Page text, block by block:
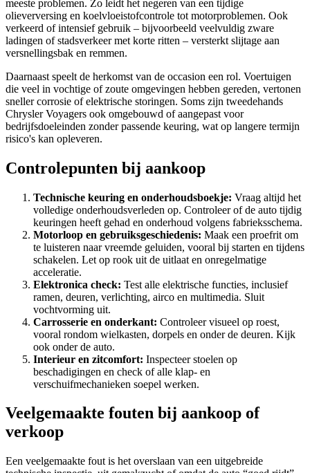
meeste problemen. Zo leidt het negeren van een tijdige
olieverversing en koelvloeistofcontrole tot motorproblemen. Ook
verkeerd of intensief gebruik – bijvoorbeeld veelvuldig zware
ladingen of stadsverkeer met korte ritten – versterkt slijtage aan
versnellingsbak en remmen.
Daarnaast speelt de herkomst van de occasion een rol. Voertuigen
die veel in vochtige of zoute omgevingen hebben gereden, vertonen
sneller corrosie of elektrische storingen. Soms zijn tweedehands
Chrysler Voyagers ook omgebouwd of aangepast voor
bedrijfsdoeleinden zonder passende keuring, wat op langere termijn
risico's kan opleveren.
Controlepunten bij aankoop
Technische keuring en onderhoudsboekje: Vraag altijd het
volledige onderhoudsverleden op. Controleer of de auto tijdig
keuringen heeft gehad en onderhoud volgens fabrieksschema.
Motorloop en gebruiksgeschiedenis: Maak een proefrit om
te luisteren naar vreemde geluiden, vooral bij starten en tijdens
schakelen. Let op rook uit de uitlaat en onregelmatige
acceleratie.
Elektronica check: Test alle elektrische functies, inclusief
ramen, deuren, verlichting, airco en multimedia. Sluit
vochtvorming uit.
Carrosserie en onderkant: Controleer visueel op roest,
vooral rondom wielkasten, dorpels en onder de deuren. Kijk
ook onder de auto.
Interieur en zitcomfort: Inspecteer stoelen op
beschadigingen en check of alle klap- en
verschuifmechanieken soepel werken.
Veelgemaakte fouten bij aankoop of
verkoop
Een veelgemaakte fout is het overslaan van een uitgebreide